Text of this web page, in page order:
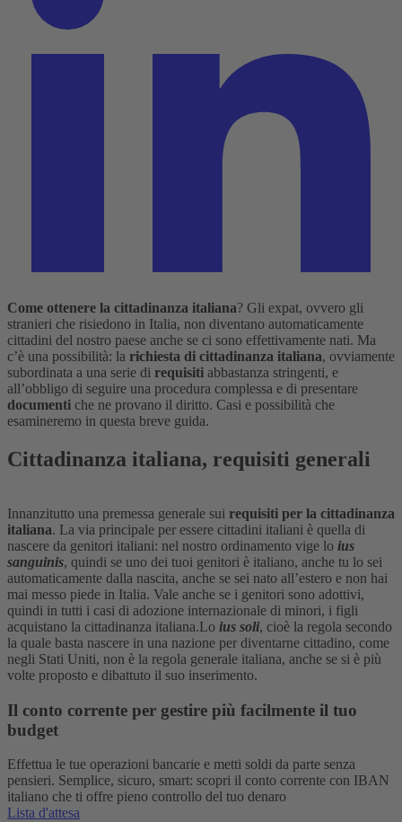
Come ottenere la cittadinanza italiana? Gli expat, ovvero gli
stranieri che risiedono in Italia, non diventano automaticamente
cittadini del nostro paese anche se ci sono effettivamente nati. Ma
c’è una possibilità: la richiesta di cittadinanza italiana, ovviamente
subordinata a una serie di requisiti abbastanza stringenti, e
all’obbligo di seguire una procedura complessa e di presentare
documenti che ne provano il diritto. Casi e possibilità che
esamineremo in questa breve guida.
Cittadinanza italiana, requisiti generali
Innanzitutto una premessa generale sui requisiti per la cittadinanza
italiana. La via principale per essere cittadini italiani è quella di
nascere da genitori italiani: nel nostro ordinamento vige lo ius
sanguinis, quindi se uno dei tuoi genitori è italiano, anche tu lo sei
automaticamente dalla nascita, anche se sei nato all’estero e non hai
mai messo piede in Italia. Vale anche se i genitori sono adottivi,
quindi in tutti i casi di adozione internazionale di minori, i figli
acquistano la cittadinanza italiana.Lo ius soli, cioè la regola secondo
la quale basta nascere in una nazione per diventarne cittadino, come
negli Stati Uniti, non è la regola generale italiana, anche se si è più
volte proposto e dibattuto il suo inserimento.
Il conto corrente per gestire più facilmente il tuo
budget
Effettua le tue operazioni bancarie e metti soldi da parte senza
pensieri. Semplice, sicuro, smart: scopri il conto corrente con IBAN
italiano che ti offre pieno controllo del tuo denaro
Lista d'attesa